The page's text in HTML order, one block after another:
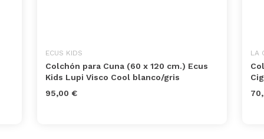
ECUS KIDS
Colchón para Cuna (60 x 120 cm.) Ecus
Kids Lupi Visco Cool blanco/gris
95,00 €
LA